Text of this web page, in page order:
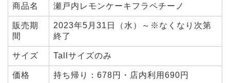
商品名 瀬戸内レモンケーキフラペチーノ
販売期
間
2023年5月31日（水）～※なくなり次第
終了
サイズ Tallサイズのみ
価格 持ち帰り：678円・店内利用690円